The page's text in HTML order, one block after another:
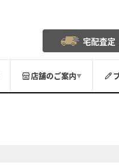
宅配査定
店舗のご案内▼